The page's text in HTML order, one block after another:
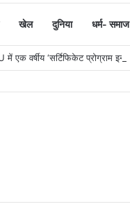
खेल दुनिया धर्म- समाज